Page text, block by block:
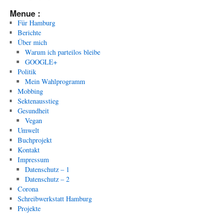
Menue :
Für Hamburg
Berichte
Über mich
Warum ich parteilos bleibe
GOOGLE+
Politik
Mein Wahlprogramm
Mobbing
Sektenausstieg
Gesundheit
Vegan
Umwelt
Buchprojekt
Kontakt
Impressum
Datenschutz – 1
Datenschutz – 2
Corona
Schreibwerkstatt Hamburg
Projekte